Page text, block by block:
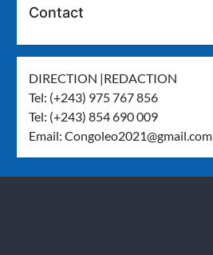
Contact
DIRECTION |REDACTION
Tel: (+243) 975 767 856
Tel: (+243) 854 690 009
Email:Congoleo2021@gmail.com